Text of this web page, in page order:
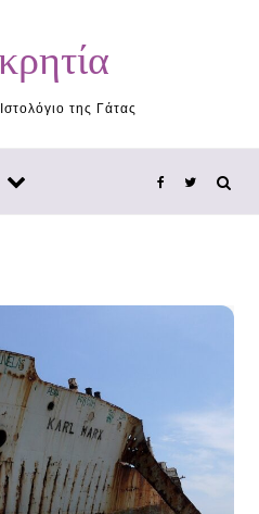
της Γάτας